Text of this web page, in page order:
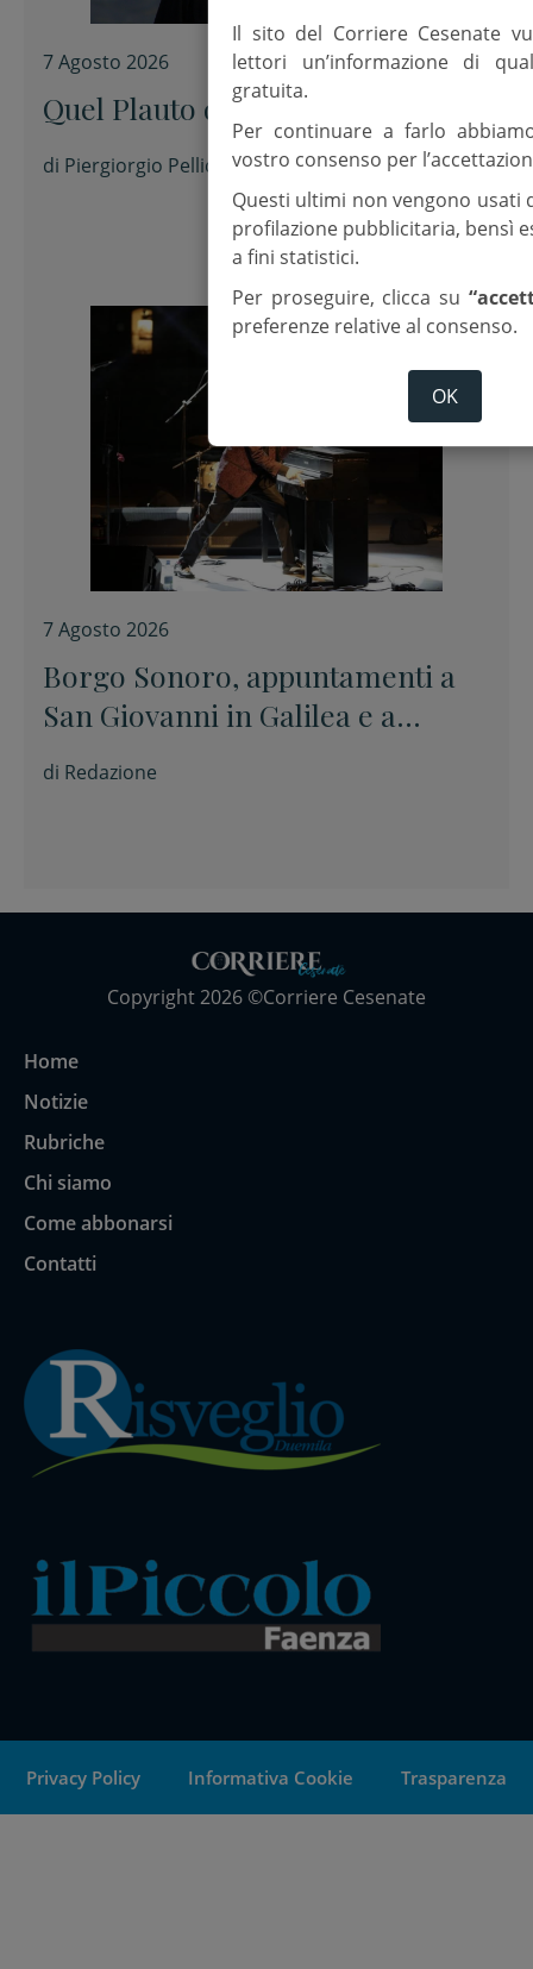
7 Agosto 2026
Quel Plauto di Francesco Guccini
di Piergiorgio Pellicioni
7 Agosto 2026
Borgo Sonoro, appuntamenti a
San Giovanni in Galilea e a
Savignano sul Rubicone
di Redazione
Copyright 2026 ©Corriere Cesenate
Home
Notizie
Rubriche
Chi siamo
Come abbonarsi
Contatti
Privacy Policy Informativa Cookie Trasparenza
Il sito del Corriere Cesenate
lettori un’informazione di
gratuita.
Per continuare a farlo
vostro consenso per
Questi ultimi non vengono usati
profilazione pubblicitaria, bensì
a fini statistici.
Per proseguire, clicca su
preferenze relative al consenso.
OK